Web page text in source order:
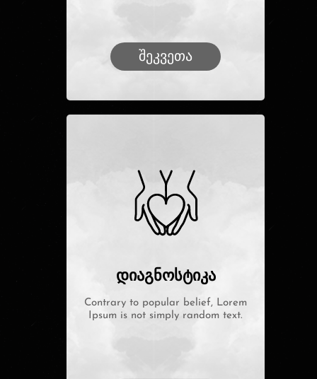
შეკვეთა
დიაგნოსტიკა
Contrary to popular belief, Lorem
Ipsum is not simply random text.